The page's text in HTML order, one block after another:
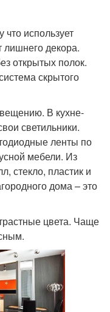
использует
лишнего декора.
открытых полок.
скрытого
В кухне-
светильники.
ленты по
мебели. Из
стекло, пластик и
дома – это
цвета. Чаще